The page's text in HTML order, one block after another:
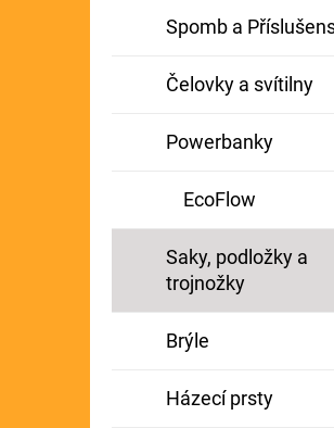
Spomb a
Čelovky a svítilny
Powerbanky
EcoFlow
Saky, podložky a
trojnožky
Brýle
Házecí prsty